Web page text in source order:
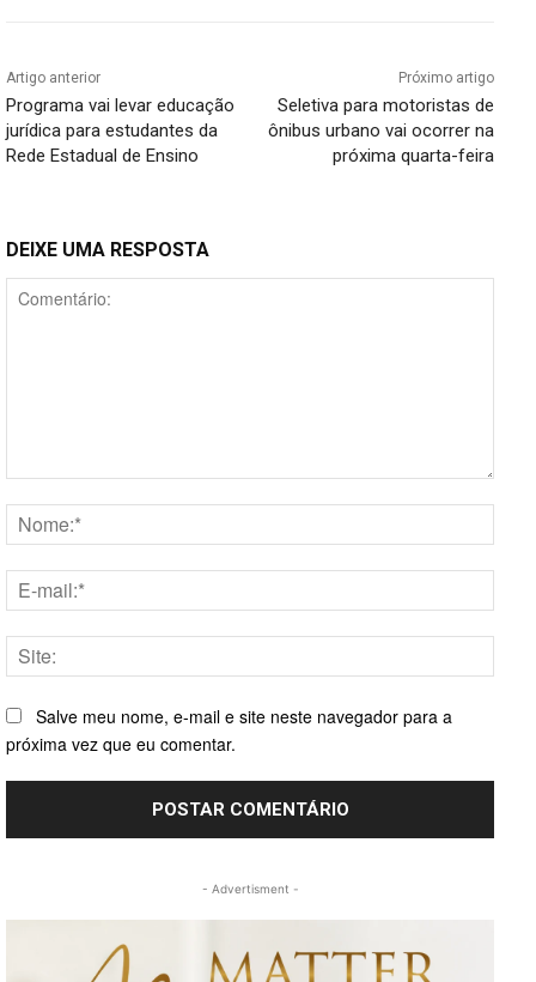
Artigo anterior
Programa vai levar educação
jurídica para estudantes da
Rede Estadual de Ensino
Próximo artigo
Seletiva para motoristas de
ônibus urbano vai ocorrer na
próxima quarta-feira
DEIXE UMA RESPOSTA
mail:*
Salve meu nome, e-mail e site neste navegador para a
próxima vez que eu comentar.
- Advertisment -